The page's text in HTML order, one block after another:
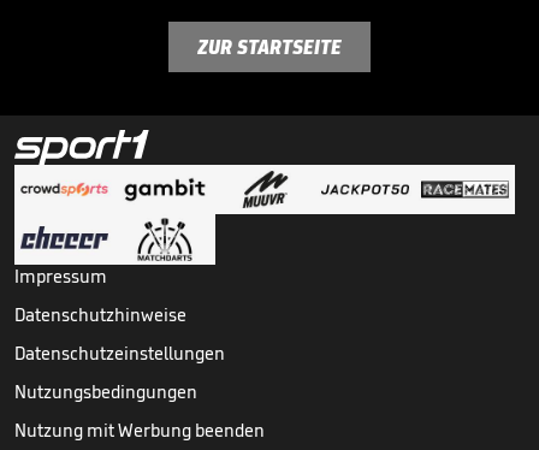
ZUR STARTSEITE
Impressum
Datenschutzhinweise
Datenschutzeinstellungen
Nutzungsbedingungen
Nutzung mit Werbung beenden